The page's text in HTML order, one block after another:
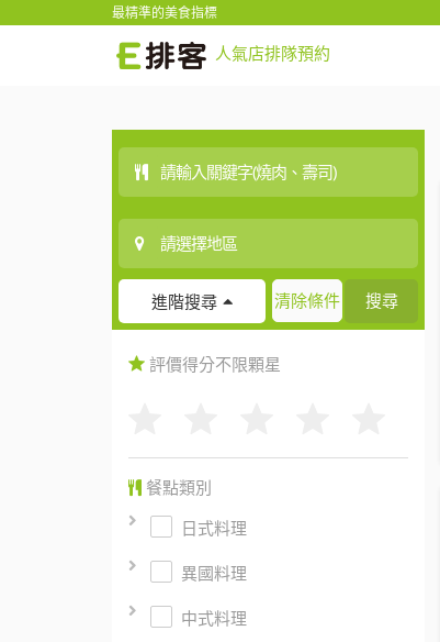
最精準的美食指標
人氣店排隊預約
進階搜尋 清除條件 搜尋
評價得分不限顆星
餐點類別
日式料理
異國料理
中式料理